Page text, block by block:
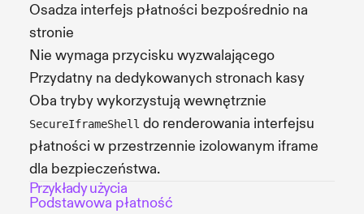
Osadza interfejs płatności bezpośrednio na
stronie
Nie wymaga przycisku wyzwalającego
Przydatny na dedykowanych stronach kasy
Oba tryby wykorzystują wewnętrznie
SecureIframeShell do renderowania interfejsu
płatności w przestrzennie izolowanym iframe
dla bezpieczeństwa.
Przykłady użycia
Podstawowa płatność